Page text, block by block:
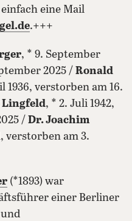
eine Mail
.+++
, * 9. September
2025 / Ronald
1936, verstorben am 16.
, * 2. Juli 1942,
/ Dr. Joachim
verstorben am 3.
(*1893) war
einer Berliner